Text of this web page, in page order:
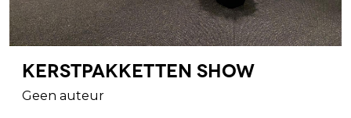
Kerstpakketten show
Geen auteur